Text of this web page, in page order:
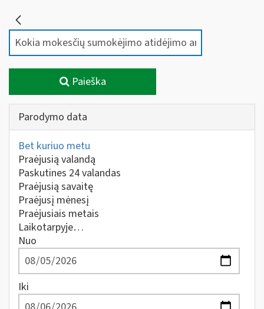
Paieška
Parodymo data
Bet kuriuo metu
Praėjusią valandą
Paskutines 24 valandas
Praėjusią savaitę
Praėjusį mėnesį
Praėjusiais metais
Laikotarpyje…
Nuo
Iki